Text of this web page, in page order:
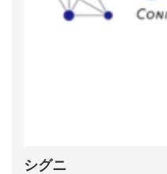
シグニ